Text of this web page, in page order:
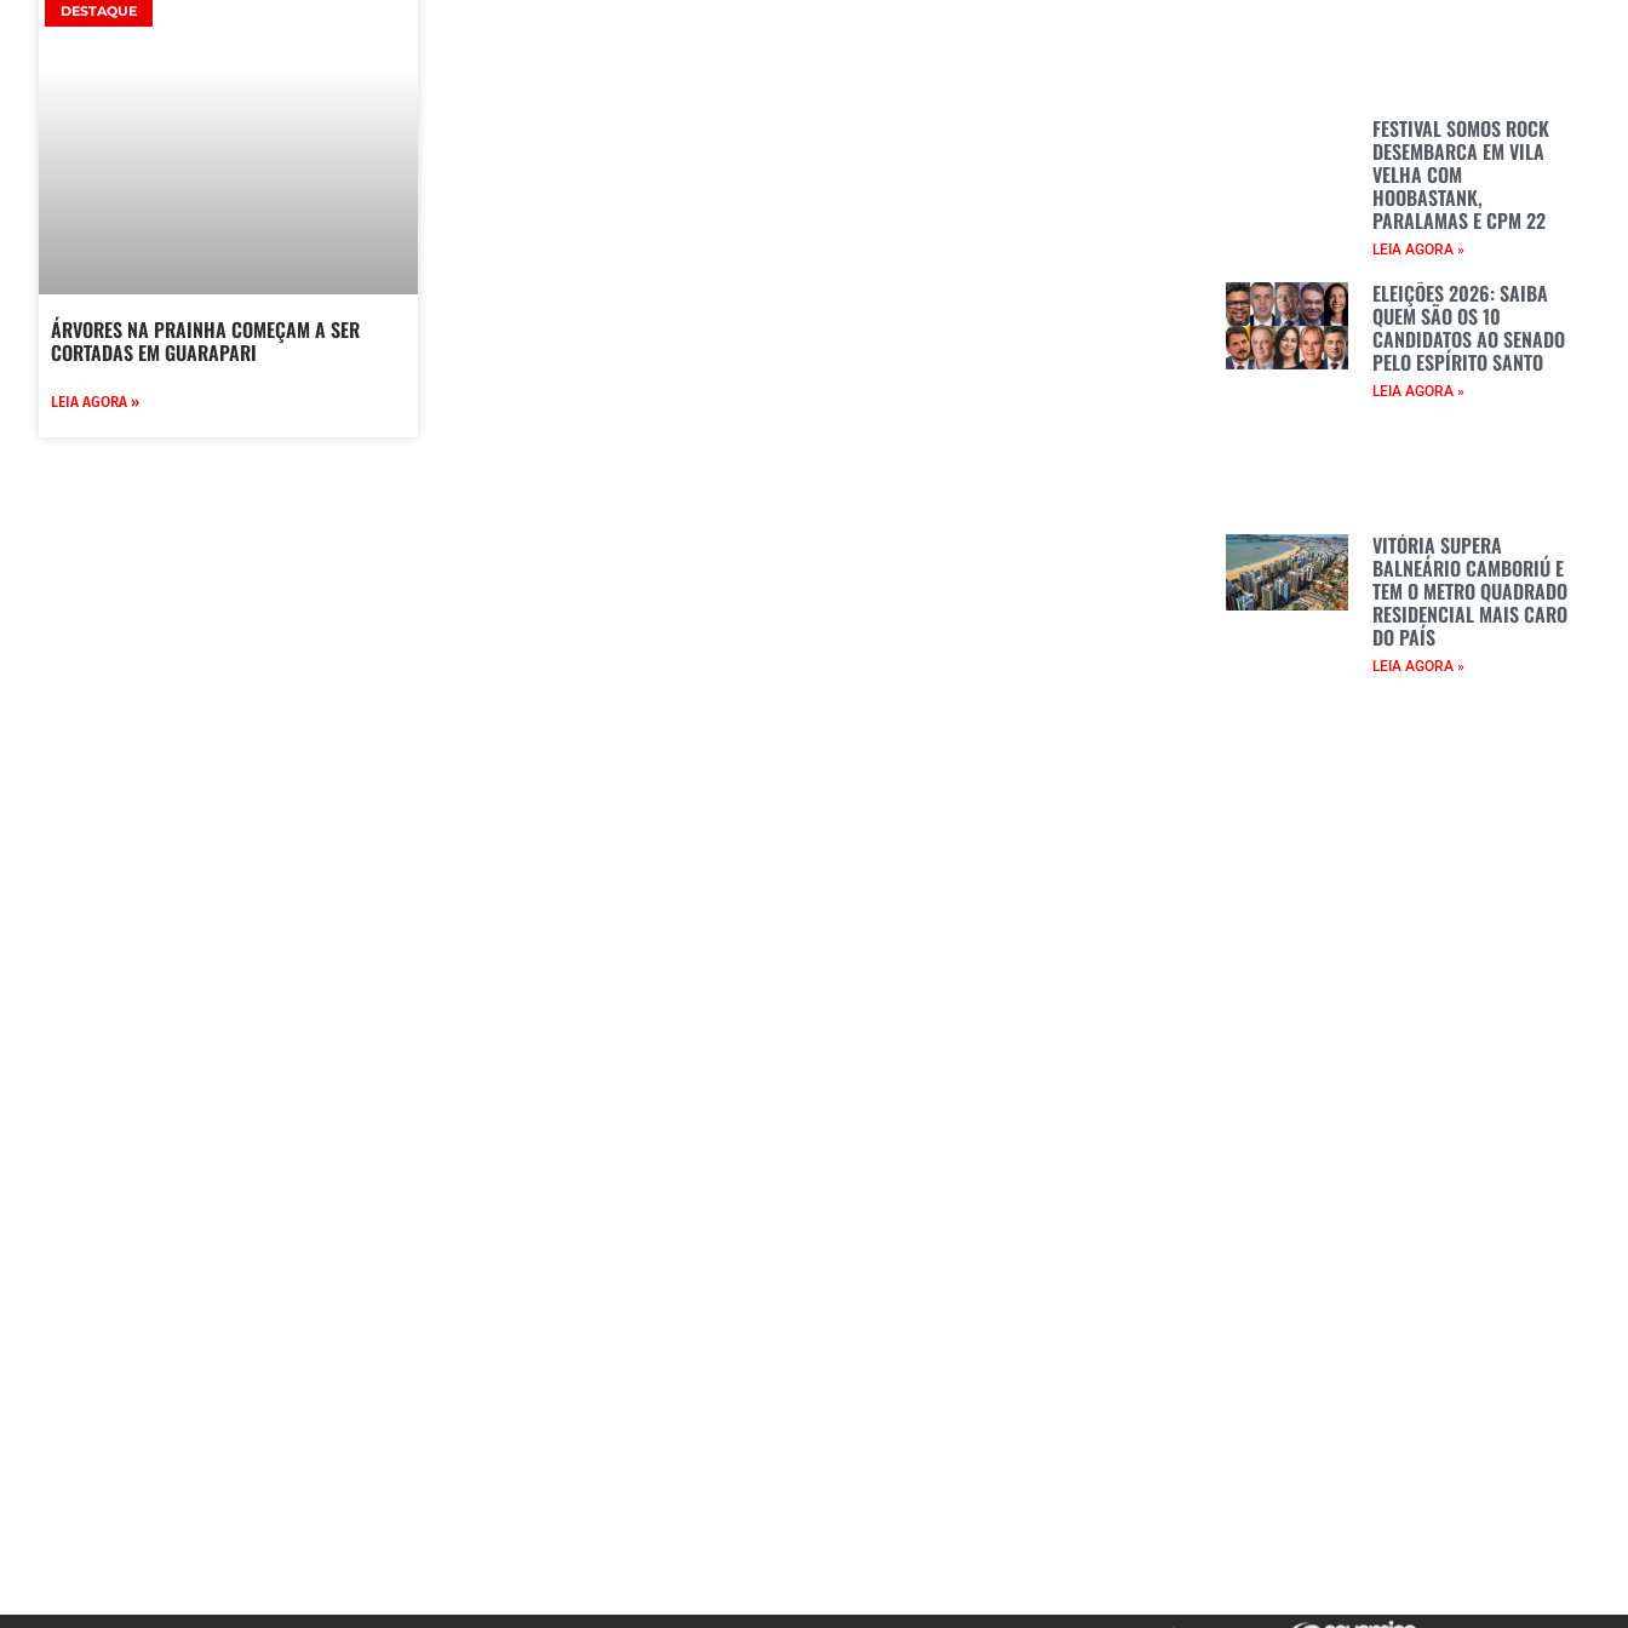
DESTAQUE
ÁRVORES NA PRAINHA COMEÇAM A SER
CORTADAS EM GUARAPARI
LEIA AGORA »
FESTIVAL SOMOS ROCK
DESEMBARCA EM VILA
VELHA COM
HOOBASTANK,
PARALAMAS E CPM 22
LEIA AGORA »
ELEIÇÕES 2026: SAIBA
QUEM SÃO OS 10
CANDIDATOS AO SENADO
PELO ESPÍRITO SANTO
LEIA AGORA »
VITÓRIA SUPERA
BALNEÁRIO CAMBORIÚ E
TEM O METRO QUADRADO
RESIDENCIAL MAIS CARO
DO PAÍS
LEIA AGORA »